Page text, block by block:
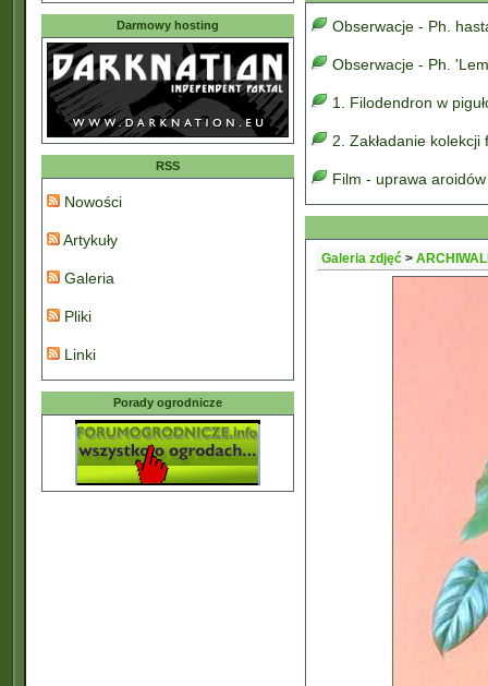
Darmowy hosting
RSS
Nowości
Artykuły
Galeria
Pliki
Linki
Porady ogrodnicze
Obserwacje - Ph.
Obserwacje - Ph.
1. Filodendron w
2. Zakładanie
Film - uprawa
Galeria zdjęć >